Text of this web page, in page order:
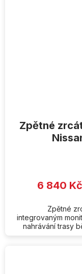
Zpětné
6 840 Kč
Zpětné
integrovaným
nahrávání trasy